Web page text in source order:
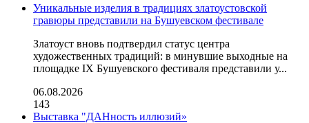
Уникальные изделия в традициях златоустовской
гравюры представили на Бушуевском фестивале
Златоуст вновь подтвердил статус центра
художественных традиций: в минувшие выходные на
площадке IX Бушуевского фестиваля представили у...
06.08.2026
143
Выставка "ДАНность иллюзий»